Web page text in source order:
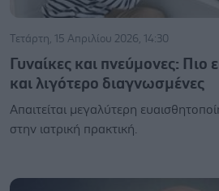
Τετάρτη, 15 Απριλίου 2026, 14:30
Γυναίκες και πνεύμονες:
και λιγότερο διαγνωσμένες
Απαιτείται μεγαλύτερη
στην ιατρική πρακτική.